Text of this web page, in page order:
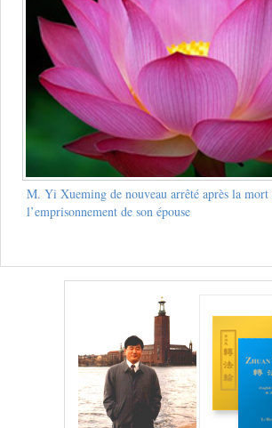
M. Yi Xueming de nouveau arrêté après la mort
l’emprisonnement de son épouse